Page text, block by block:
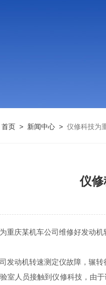
首页 > 新闻中心 > 仪修科技为
仪
庆某机车公司维修好发动机
动机转速测定仪故障，辗转
室人员接触到仪修科技，由